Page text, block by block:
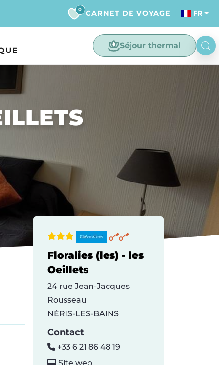
0 CARNET DE VOYAGE FR
Séjour thermal
Floralies (les) - les
Oeillets
24 rue Jean-Jacques
Rousseau
NÉRIS-LES-BAINS
Contact
+33 6 21 86 48 19
Site web